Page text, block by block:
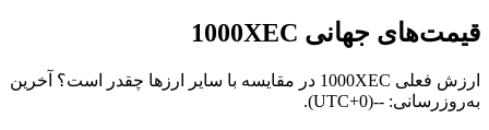
قیمت‌های جهانی 1000XEC
ارزش فعلی 1000XEC در مقایسه با سایر ارزها چقدر است؟ آخرین
به‌روزرسانی: --(UTC+0).